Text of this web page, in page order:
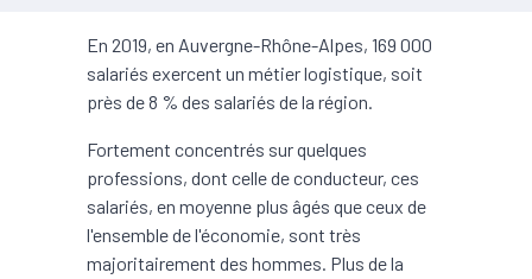
En 2019, en Auvergne-Rhône-Alpes, 169 000
salariés exercent un métier logistique, soit
près de 8 % des salariés de la région.
Fortement concentrés sur quelques
professions, dont celle de conducteur, ces
salariés, en moyenne plus âgés que ceux de
l'ensemble de l'économie, sont très
majoritairement des hommes. Plus de la